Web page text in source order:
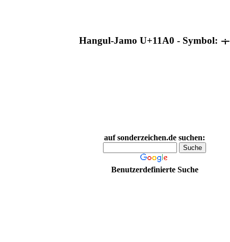
Hangul-Jamo U+11A0 - Symbol: ᆠ
auf sonderzeichen.de suchen:
Benutzerdefinierte Suche